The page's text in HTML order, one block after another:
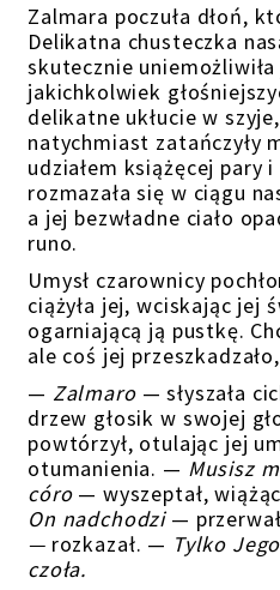
Zalmara poczuła dłoń,
Delikatna chusteczka
skutecznie
jakichkolwiek
delikatne ukłuciew szyje
natychmiast zatańczyły
udziałem książęcej pary
rozmazała się w ciągu
a jej bezwładne ciało
runo.
Umysł czarownicy
ciążyła jej, wciskając jej
ogarniającą ją pustkę.
ale coś jej
— Zalmaro— słyszała
drzew głosik w swojej
powtórzył, otulając jej
otumanienia. — Musisz
córo — wyszeptał,
On nadchodzi—
— rozkazał. — Tylko
czoła.